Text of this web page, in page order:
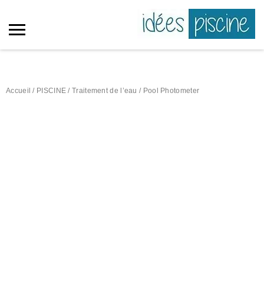
Accueil / PISCINE /Traitement de l’eau / Pool Photometer